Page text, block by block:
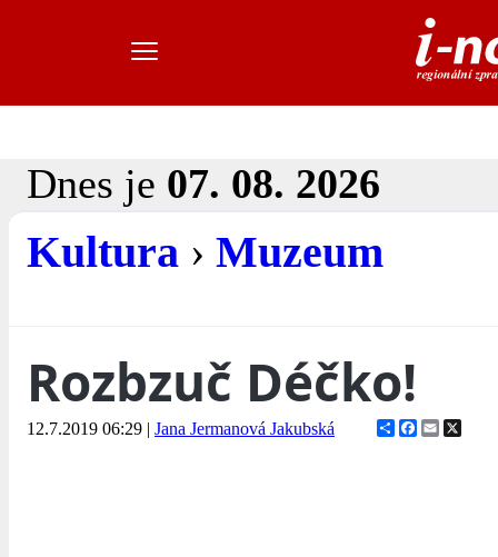
Dnes je 07. 08. 2026
Kultura › Muzeum
Rozbzuč Déčko!
12.7.2019 06:29 | Jana Jermanová Jakubská ShareFacebook
Email